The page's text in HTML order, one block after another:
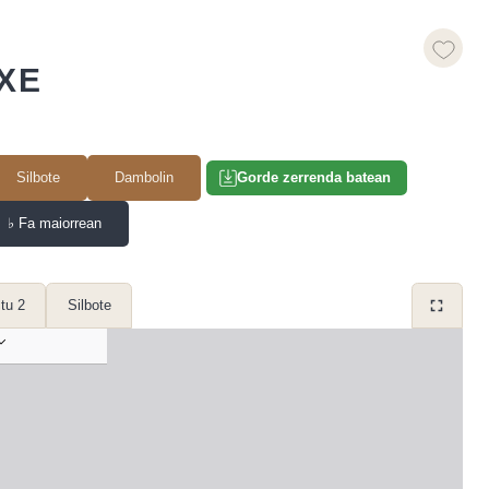
Silbote Dambolin Gorde zerrenda batean
♭ Fa maiorrean
2 Silbote